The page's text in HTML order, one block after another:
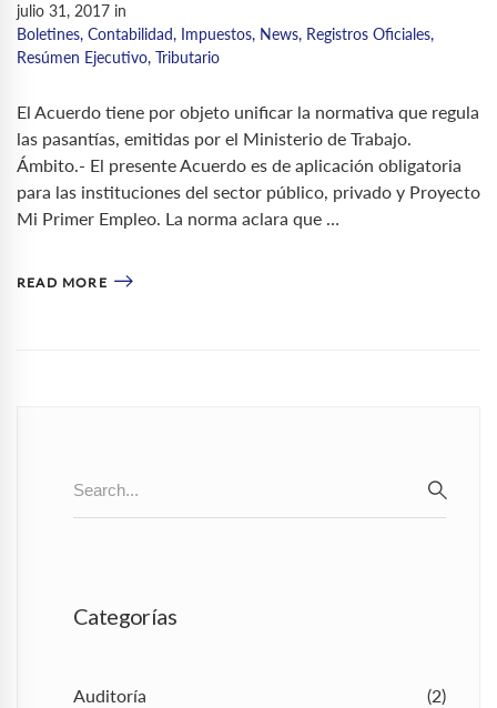
julio 31, 2017 in
Boletines, Contabilidad, Impuestos, News, Registros Oficiales,
Resúmen Ejecutivo, Tributario
El Acuerdo tiene por objeto unificar la normativa que regula
las pasantías, emitidas por el Ministerio de Trabajo.
Ámbito.- El presente Acuerdo es de aplicación obligatoria
para las instituciones del sector público, privado y Proyecto
Mi Primer Empleo. La norma aclara que …
READ MORE
for:
Categorías
Auditoría (2)